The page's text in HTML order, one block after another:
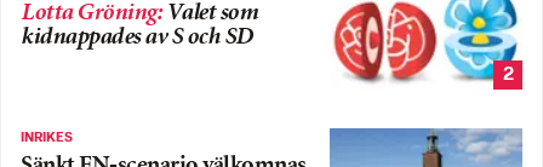
Lotta Gröning: Valet som
kidnappades av S och SD
2
INRIKES